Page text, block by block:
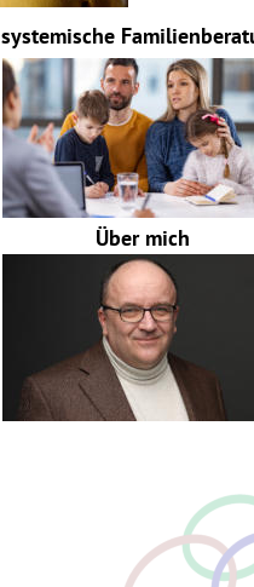
systemische
Über mich